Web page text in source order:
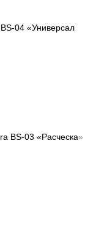
04 «Универсал